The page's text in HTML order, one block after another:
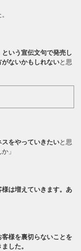
という宣伝文句で発売し
ないかもしれないと思
をやっていきたいと思
」
様は増えていきます。あ
様を裏切らないことを
した。